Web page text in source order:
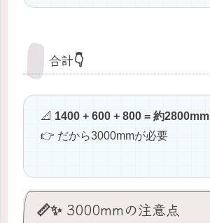
合計👇
📐 1400 + 600 + 800 = 約2800mm
👉 だから3000mmが必要
📏✨ 3000mmの注意点